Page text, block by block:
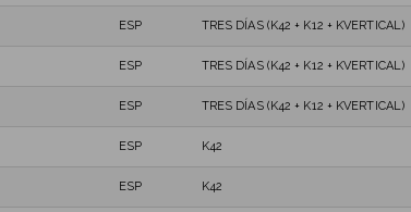
ESP TRES DÍAS (K42 + K12 + KVERTICAL)
ESP TRES DÍAS (K42 + K12 + KVERTICAL)
ESP TRES DÍAS (K42 + K12 + KVERTICAL)
ESP K42
ESP K42